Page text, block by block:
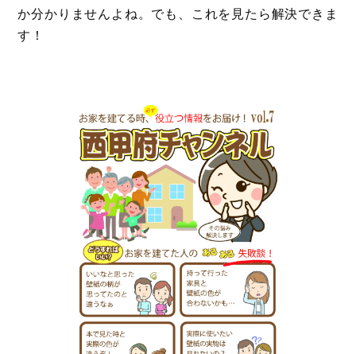
か分かりませんよね。でも、これを見たら解決できま
す！